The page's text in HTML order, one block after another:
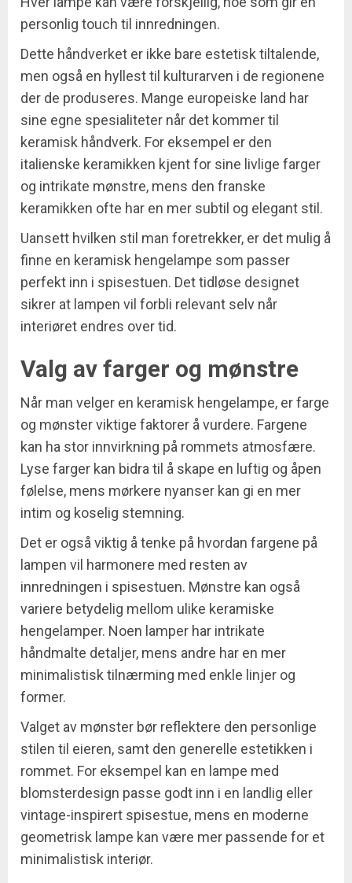
personlig touch til innredningen.
Dette håndverket er ikke bare estetisk tiltalende,
men også en hyllest til kulturarven i de regionene
der de produseres. Mange europeiske land har
sine egne spesialiteter når det kommer til
keramisk håndverk. For eksempel er den
italienske keramikken kjent for sine livlige farger
og intrikate mønstre, mens den franske
keramikken ofte har en mer subtil og elegant stil.
Uansett hvilken stil man foretrekker, er det mulig å
finne en keramisk hengelampe som passer
perfekt inn i spisestuen. Det tidløse designet
sikrer at lampen vil forbli relevant selv når
interiøret endres over tid.
Valg av farger og mønstre
Når man velger en keramisk hengelampe, er farge
og mønster viktige faktorer å vurdere. Fargene
kan ha stor innvirkning på rommets atmosfære.
Lyse farger kan bidra til å skape en luftig og åpen
følelse, mens mørkere nyanser kan gi en mer
intim og koselig stemning.
Det er også viktig å tenke på hvordan fargene på
lampen vil harmonere med resten av
innredningen i spisestuen. Mønstre kan også
variere betydelig mellom ulike keramiske
hengelamper. Noen lamper har intrikate
håndmalte detaljer, mens andre har en mer
minimalistisk tilnærming med enkle linjer og
former.
Valget av mønster bør reflektere den personlige
stilen til eieren, samt den generelle estetikken i
rommet. For eksempel kan en lampe med
blomsterdesign passe godt inn i en landlig eller
vintage-inspirert spisestue, mens en moderne
geometrisk lampe kan være mer passende for et
minimalistisk interiør.